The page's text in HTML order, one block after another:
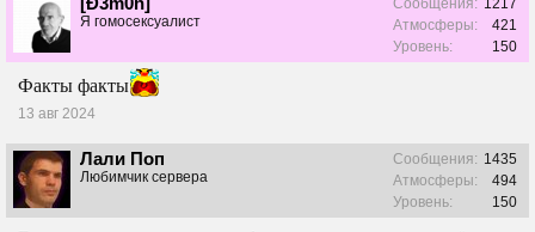
Я гомосексуалист
Сообщения: 1217
Атмосферы:
421
Уровень:
150
Факты факты
13 авг 2024
Лали Поп
Любимчик сервера
Сообщения: 1435
Атмосферы:
494
Уровень:
150